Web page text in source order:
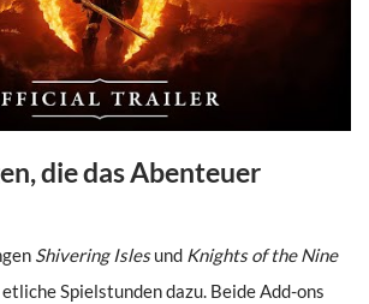
die das Abenteuer
Shivering Islesund Knights of the Nine
Spielstunden dazu. Beide Add-ons